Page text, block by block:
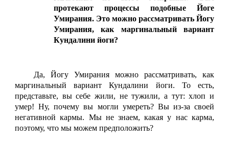
протекают процессы подобные Йоге
Умирания. Это можно рассматривать Йогу
Умирания, как маргинальный вариант
Кундалини йоги?
Да, Йогу Умирания можно рассматривать, как
маргинальный вариант Кундалини йоги. То есть,
представьте, вы себе жили, не тужили, а тут: хлоп и
умер! Ну, почему вы могли умереть? Вы из-за своей
негативной кармы. Мы не знаем, какая у нас карма,
поэтому, что мы можем предположить?